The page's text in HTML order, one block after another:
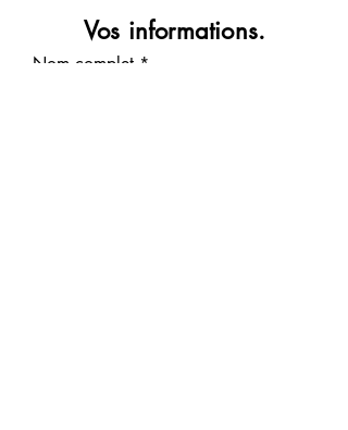
Vos informations.
Nom complet